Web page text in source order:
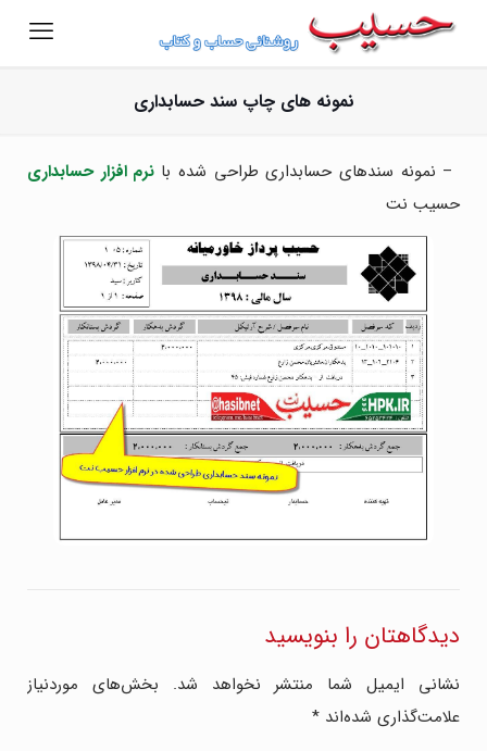
نمونه های چاپ سند حسابداری
– نمونه سندهای حسابداری طراحی شده بانرم افزار حسابداری
حسیب نت
دیدگاهتان را بنویسید
نشانی ایمیل شما منتشر نخواهد شد.
بخش‌های موردنیاز
علامت‌گذاری شده‌اند *